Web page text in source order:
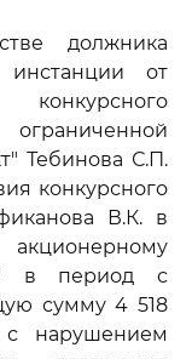
должника
от
Тебинова С.П.
конкурсного
В.К. в
в период с
сумму 4 518
нарушением